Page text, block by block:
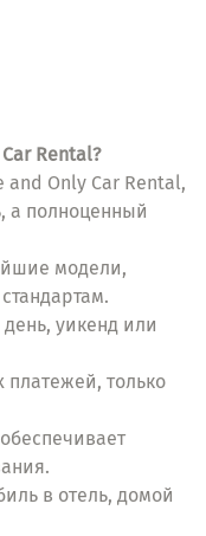
Rental?
and Only Car Rental,
а полноценный
модели,
уикенд или
только
в отель, домой